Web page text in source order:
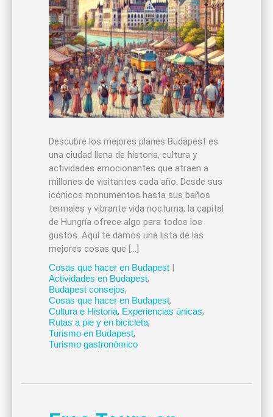
Descubre los mejores planes Budapest es
una ciudad llena de historia, cultura y
actividades emocionantes que atraen a
millones de visitantes cada año. Desde sus
icónicos monumentos hasta sus baños
termales y vibrante vida nocturna, la capital
de Hungría ofrece algo para todos los
gustos. Aquí te damos una lista de las
mejores cosas que […]
Cosas que hacer en Budapest|
Actividades en Budapest,
Budapest consejos,
Cosas que hacer en Budapest,
Cultura e Historia, Experiencias únicas,
Rutas a pie y en bicicleta,
Turismo en Budapest,
Turismo gastronómico